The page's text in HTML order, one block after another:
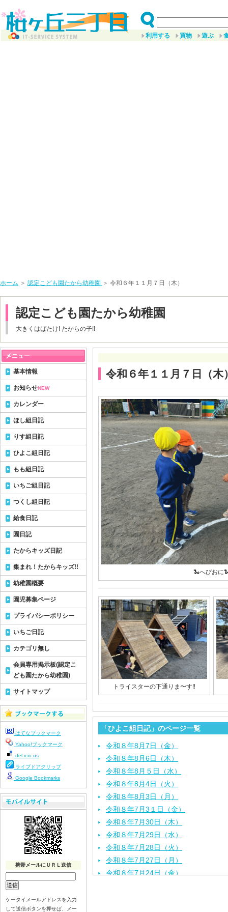
利用する 買物 遊ぶ
ホーム ＞ 認定こども園たから幼稚園 ＞ 令和６年１１月７日（木）
認定こども園たから幼稚園
大きくはばたけ! たからの子!!
令和６年１１月７日（木
🐍へびおに
トライスターの下通りま〜す‼️
「ひよこ組日記」のページ一覧
令和８年8月7日（金）
令和８年8月6日（木）
令和８年8月５日（水）
令和８年8月4日（火）
令和８年8月3日（月）
令和８年7月3１日（金）
令和８年7月30日（木）
令和８年7月29日（水）
令和８年7月28日（火）
令和８年7月27日（月）
令和８年7月24日（金）
基本情報
お知らせNEW
カレンダー
ほし組日記
りす組日記
ひよこ組日記
もも組日記
いちご組日記
つくし組日記
給食日記
園日記
たからキッズ日記
集まれ！たからキッズ!!
幼稚園概要
園児募集ページ
プライバシーポリシー
いちご日記
カテゴリ無し
会員専用掲示板(認定こ
ども園たから幼稚園)
サイトマップ
はてなブックマーク
Yahoo!ブックマーク
del.icio.us
ライブドアクリップ
Google Bookmarks
携帯メールにＵＲＬ送信
ケータイメールアドレスを入力
して送信ボタンを押せば、メー